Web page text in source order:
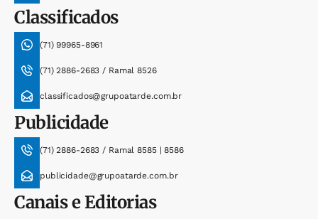
Classificados
(71) 99965-8961
(71) 2886-2683 / Ramal 8526
classificados@grupoatarde.com.br
Publicidade
(71) 2886-2683 / Ramal 8585 | 8586
publicidade@grupoatarde.com.br
Canais e Editorias